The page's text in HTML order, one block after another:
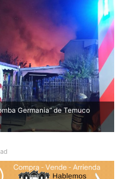
Germania” de Temuco